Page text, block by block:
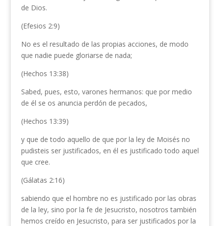
de Dios.
(Efesios 2:9)
No es el resultado de las propias acciones, de modo
que nadie puede gloriarse de nada;
(Hechos 13:38)
Sabed, pues, esto, varones hermanos: que por medio
de él se os anuncia perdón de pecados,
(Hechos 13:39)
y que de todo aquello de que por la ley de Moisés no
pudisteis ser justificados, en él es justificado todo aquel
que cree.
(Gálatas 2:16)
sabiendo que el hombre no es justificado por las obras
de la ley, sino por la fe de Jesucristo, nosotros también
hemos creído en Jesucristo, para ser justificados por la